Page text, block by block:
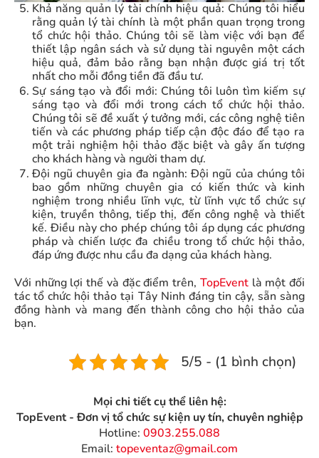
Khả năng quản lý tài chính hiệu quả: Chúng tôi hiểu
rằng quản lý tài chính là một phần quan trọng trong
tổ chức hội thảo. Chúng tôi sẽ làm việc với bạn để
thiết lập ngân sách và sử dụng tài nguyên một cách
hiệu quả, đảm bảo rằng bạn nhận được giá trị tốt
nhất cho mỗi đồng tiền đã đầu tư.
Sự sáng tạo và đổi mới: Chúng tôi luôn tìm kiếm sự
sáng tạo và đổi mới trong cách tổ chức hội thảo.
Chúng tôi sẽ đề xuất ý tưởng mới, các công nghệ tiên
tiến và các phương pháp tiếp cận độc đáo để tạo ra
một trải nghiệm hội thảo đặc biệt và gây ấn tượng
cho khách hàng và người tham dự.
Đội ngũ chuyên gia đa ngành: Đội ngũ của chúng tôi
bao gồm những chuyên gia có kiến thức và kinh
nghiệm trong nhiều lĩnh vực, từ lĩnh vực tổ chức sự
kiện, truyền thông, tiếp thị, đến công nghệ và thiết
kế. Điều này cho phép chúng tôi áp dụng các phương
pháp và chiến lược đa chiều trong tổ chức hội thảo,
đáp ứng được nhu cầu đa dạng của khách hàng.
Với những lợi thế và đặc điểm trên, TopEventlà một đối
tác tổ chức hội thảo tại Tây Ninh đáng tin cậy, sẵn sàng
đồng hành và mang đến thành công cho hội thảo của
bạn.
5/5 - (1 bình chọn)
Mọi chi tiết cụ thể liên hệ:
TopEvent - Đơn vị tổ chức sự kiện uy tín, chuyên nghiệp
Hotline: 0903.255.088
Email: topeventaz@gmail.com